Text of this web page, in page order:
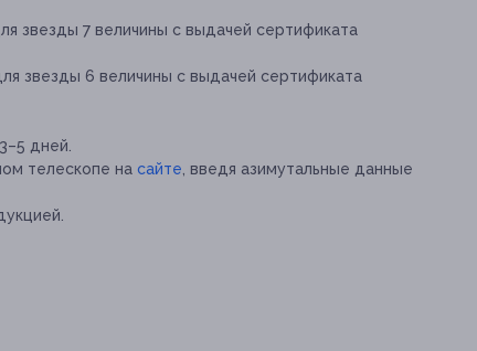
звезды 7 величины с выдачей сертификата
звезды 6 величины с выдачей сертификата
дней.
телескопе на сайте , введя азимутальные данные